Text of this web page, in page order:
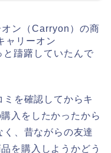
ン（Carryon）の商
ャリーオン
と躊躇していたんで
を確認してからキ
入をしたかったから
、昔ながらの友達
を購入しようかどう